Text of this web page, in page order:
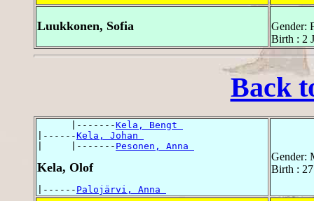
Luukkonen, Sofia
Gender:
Birth : 2
Back
      |-------
Kela, Bengt
|------Kela, Johan
|     |------- Pesonen, Anna
Kela, Olof
|------ Palojärvi, Anna
Gender:
Birth :